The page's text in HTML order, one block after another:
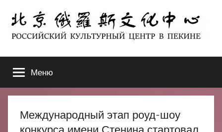
содержимому
北
京
俄
ЦЕНТР
В
ПЕКИНЕ
Меню
Международный этап роуд-шоу